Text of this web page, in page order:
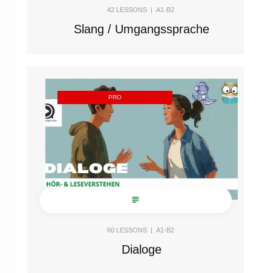
42LESSONS | A1-B2
Slang / Umgangssprache
PRO
60LESSONS | A1-B2
Dialoge